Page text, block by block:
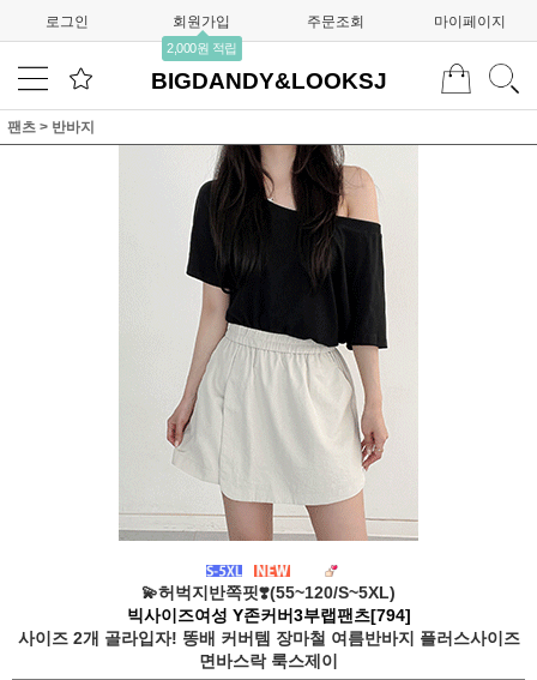
로그인 회원가입
2,000원 적립
주문조회 마이페이지
BIGDANDY&LOOKSJ
팬츠 > 반바지
💫허벅지반쪽핏❣️(55~120/S~5XL)
빅사이즈여성 Y존커버3부랩팬츠[794]
사이즈 2개 골라입자! 똥배 커버템 장마철 여름반바지 플러스사이즈
면바스락 룩스제이